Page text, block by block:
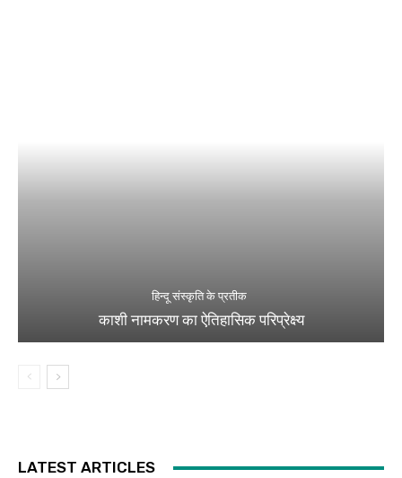
हिन्दू संस्कृति के प्रतीक
काशी नामकरण का ऐतिहासिक परिप्रेक्ष्य
LATEST ARTICLES